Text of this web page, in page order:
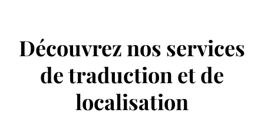
Découvrez nos services
de traduction et de
localisation